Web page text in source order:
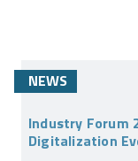
NEWS
Industry Forum
Digitalization